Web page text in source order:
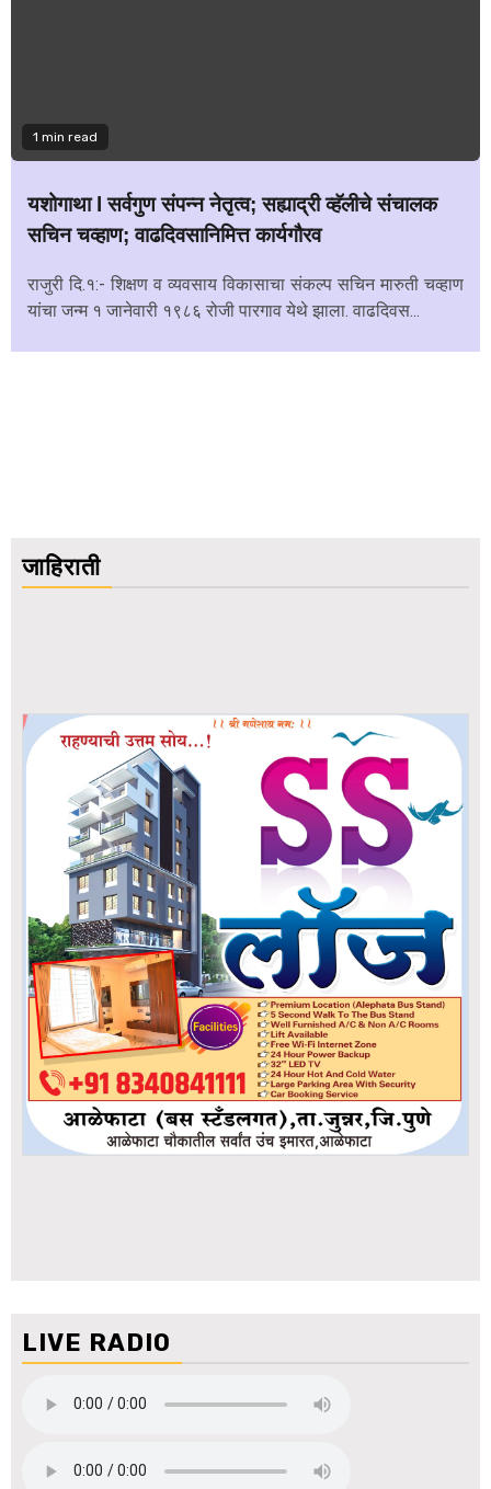
1 min read
यशोगाथा l सर्वगुण संपन्न नेतृत्व; सह्याद्री व्हॅलीचे संचालक
सचिन चव्हाण; वाढदिवसानिमित्त कार्यगौरव
राजुरी दि.१:- शिक्षण व व्यवसाय विकासाचा संकल्प सचिन मारुती चव्हाण
यांचा जन्म १ जानेवारी १९८६ रोजी पारगाव येथे झाला. वाढदिवस...
जाहिराती
LIVE RADIO